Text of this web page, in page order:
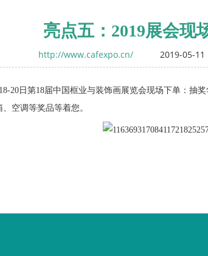
亮点五：2019展会现
http://www.cafexpo.cn/ 2019-05-11
20日第18届中国框业与装饰画展览会现场下单：抽
空调等奖品等着您。